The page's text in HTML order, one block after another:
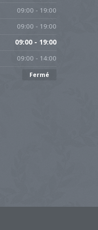
09:00 - 19:00
09:00 - 19:00
09:00 - 19:00
09:00 - 14:00
Fermé